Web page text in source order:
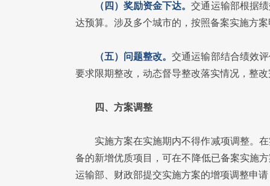
（四）奖励资金下达。交通运输部根据
达预算。涉及多个城市的，按照备案实施方
（五）问题整改。交通运输部结合绩效
要求限期整改，动态督导整改落实情况，整
四、方案调整
实施方案在实施期内不得作减项调整。
备的新增优质项目，可在不降低已备案实施
运输部、财政部提交实施方案的增项调整申